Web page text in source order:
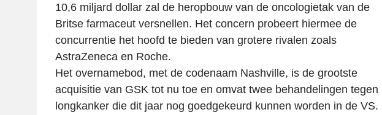
10,6 miljard dollar zal de heropbouw van de oncologietak van de
Britse farmaceut versnellen. Het concern probeert hiermee de
concurrentie het hoofd te bieden van grotere rivalen zoals
AstraZeneca en Roche.
Het overnamebod, met de codenaam Nashville, is de grootste
acquisitie van GSK tot nu toe en omvat twee behandelingen tegen
longkanker die dit jaar nog goedgekeurd kunnen worden in de VS.